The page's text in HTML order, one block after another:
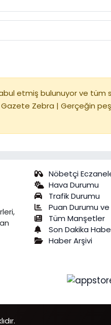
etmiş bulunuyor ve tüm
Zebra | Gerçeğin
Nöbetçi
Hava Durumu
Trafik Durumu
Puan Durumu ve
Tüm Manşetler
Son Dakika
Haber Arşivi